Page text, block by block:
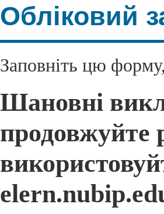
Обліковий
Заповніть цю
Шановні
продовжуйте